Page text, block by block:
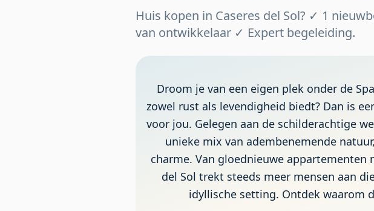
Huis kopen in Caseres del Sol? ✓ 1
van ontwikkelaar ✓ Expert begeleiding.
Droom je van een eigen plek onder de
zowel rust als levendigheid biedt? Dan is
voor jou. Gelegen aan de schilderachtige
unieke mix van adembenemende
charme. Van gloednieuwe appartementen
del Sol trekt steeds meer mensen aan
idyllische setting. Ontdek waarom